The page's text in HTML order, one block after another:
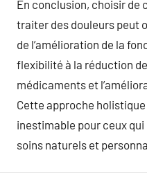
En conclusion, choisir de
traiter des douleurs peut
de l’amélioration de la
flexibilité à la réduction
médicaments et
Cette approche
inestimable pour ceux
soins naturels et